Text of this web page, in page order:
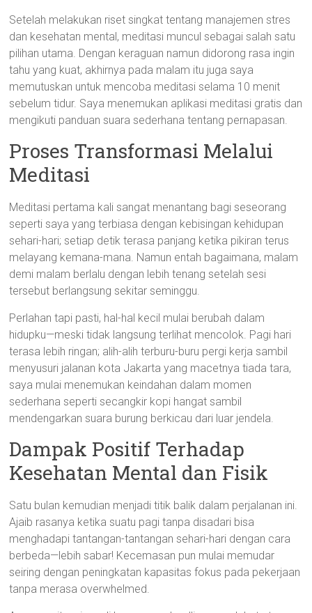
Setelah melakukan riset singkat tentang manajemen stres
dan kesehatan mental, meditasi muncul sebagai salah satu
pilihan utama. Dengan keraguan namun didorong rasa ingin
tahu yang kuat, akhirnya pada malam itu juga saya
memutuskan untuk mencoba meditasi selama 10 menit
sebelum tidur. Saya menemukan aplikasi meditasi gratis dan
mengikuti panduan suara sederhana tentang pernapasan.
Proses Transformasi Melalui
Meditasi
Meditasi pertama kali sangat menantang bagi seseorang
seperti saya yang terbiasa dengan kebisingan kehidupan
sehari-hari; setiap detik terasa panjang ketika pikiran terus
melayang kemana-mana. Namun entah bagaimana, malam
demi malam berlalu dengan lebih tenang setelah sesi
tersebut berlangsung sekitar seminggu.
Perlahan tapi pasti, hal-hal kecil mulai berubah dalam
hidupku—meski tidak langsung terlihat mencolok. Pagi hari
terasa lebih ringan; alih-alih terburu-buru pergi kerja sambil
menyusuri jalanan kota Jakarta yang macetnya tiada tara,
saya mulai menemukan keindahan dalam momen
sederhana seperti secangkir kopi hangat sambil
mendengarkan suara burung berkicau dari luar jendela.
Dampak Positif Terhadap
Kesehatan Mental dan Fisik
Satu bulan kemudian menjadi titik balik dalam perjalanan ini.
Ajaib rasanya ketika suatu pagi tanpa disadari bisa
menghadapi tantangan-tantangan sehari-hari dengan cara
berbeda—lebih sabar! Kecemasan pun mulai memudar
seiring dengan peningkatan kapasitas fokus pada pekerjaan
tanpa merasa overwhelmed.